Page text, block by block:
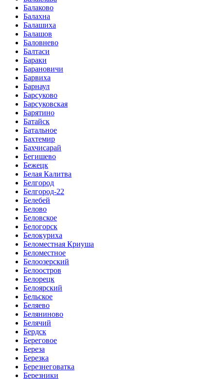
Балаково
Балахна
Балашиха
Балашов
Баловнево
Балтаси
Бараки
Барановичи
Барвиха
Барнаул
Барсуково
Барсуковская
Барятино
Батайск
Батальное
Бахтемир
Бахчисарай
Бегишево
Бежецк
Белая Калитва
Белгород
Белгород-22
Белебей
Белово
Беловское
Белогорск
Белокуриха
Беломестная Криуша
Беломестное
Белоозерский
Белоостров
Белорецк
Белоярский
Бельское
Беляево
Беляниново
Белячий
Бердск
Береговое
Береза
Березка
Березнеговатка
Березники